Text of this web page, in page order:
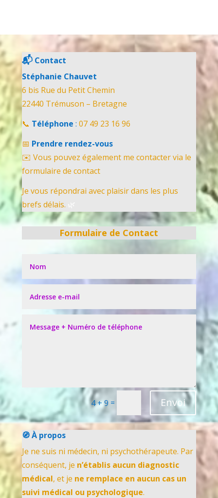
📬Contact
Stéphanie Chauvet
6 bis Rue du Petit Chemin
22440 Trémuson – Bretagne
📞 Téléphone : 07 49 23 16 96
📅 Prendre rendez-vous
✉️ Vous pouvez également me contacter via le
formulaire de contact
Je vous répondrai avec plaisir dans les plus
brefs délais.
Formulaire de Contact
4 + 9 = Envoi
🧭 À propos
Je ne suis ni médecin, ni psychothérapeute. Par
conséquent, je n’établis aucun diagnostic
médical, et je ne remplace en aucun cas un
suivi médical ou psychologique.